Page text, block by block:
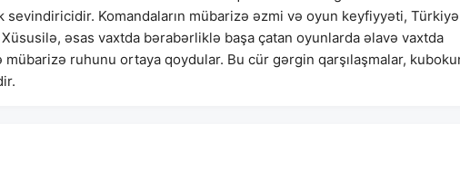
Komandaların mübarizə əzmi və oyun keyfiyyəti, Türkiyə
əsas vaxtda bərabərliklə başa çatan oyunlarda əlavə vaxtda
ruhunu ortaya qoydular. Bu cür gərgin qarşılaşmalar,